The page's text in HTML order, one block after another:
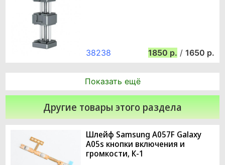
38238 1850 / 1650
Показать ещё
Другие товары этого раздела
Шлейф Samsung A057F Galaxy
A05s кнопки включения и
громкости, К-1